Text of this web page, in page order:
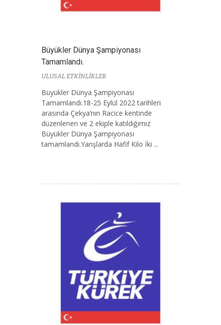
Büyükler Dünya Şampiyonası
Tamamlandı.
ULUSAL ETKİNLİKLER
Büyükler Dünya Şampiyonası
Tamamlandı.18-25 Eylül 2022 tarihleri
arasında Çekya’nın Racice kentinde
düzenlenen ve 2 ekiple katıldığımız
Büyükler Dünya Şampiyonası
tamamlandı.Yarışlarda Hafif Kilo İki ...